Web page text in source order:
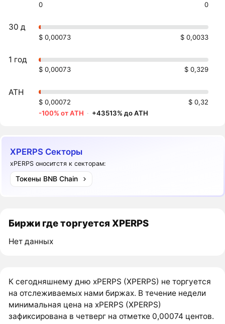
0 0
30 д
$ 0,00073 $ 0,0033
1 год
$ 0,00073 $ 0,329
ATH
$ 0,00072
$ 0,32
-100% от ATH · +43513% до ATH
XPERPS Секторы
xPERPS оноситстя к секторам:
Токены BNB Chain
Биржи где торгуется XPERPS
Нет данных
К сегодняшнему дню xPERPS (XPERPS) не торгуется
на отслеживаемых нами биржах. В течение недели
минимальная цена на xPERPS (XPERPS)
зафиксирована в четверг на отметке 0,00074 центов.